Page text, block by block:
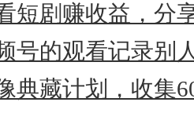
短剧赚收益，分
号的观看记录别
典藏计划，收集